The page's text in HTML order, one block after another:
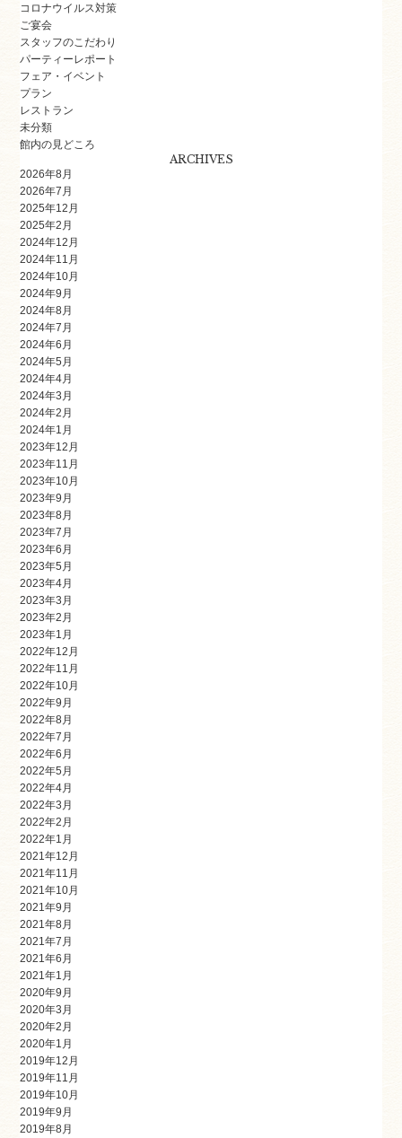
コロナウイルス対策
ご宴会
スタッフのこだわり
パーティーレポート
フェア・イベント
プラン
レストラン
未分類
館内の見どころ
ARCHIVES
2026年8月
2026年7月
2025年12月
2025年2月
2024年12月
2024年11月
2024年10月
2024年9月
2024年8月
2024年7月
2024年6月
2024年5月
2024年4月
2024年3月
2024年2月
2024年1月
2023年12月
2023年11月
2023年10月
2023年9月
2023年8月
2023年7月
2023年6月
2023年5月
2023年4月
2023年3月
2023年2月
2023年1月
2022年12月
2022年11月
2022年10月
2022年9月
2022年8月
2022年7月
2022年6月
2022年5月
2022年4月
2022年3月
2022年2月
2022年1月
2021年12月
2021年11月
2021年10月
2021年9月
2021年8月
2021年7月
2021年6月
2021年1月
2020年9月
2020年3月
2020年2月
2020年1月
2019年12月
2019年11月
2019年10月
2019年9月
2019年8月